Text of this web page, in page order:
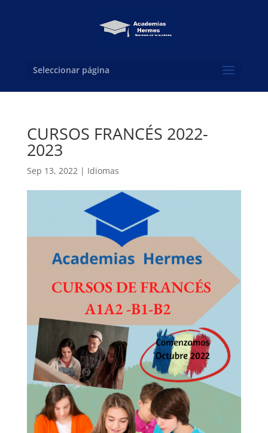
Seleccionar página
CURSOS FRANCÉS 2022-
2023
Sep 13, 2022| Idiomas